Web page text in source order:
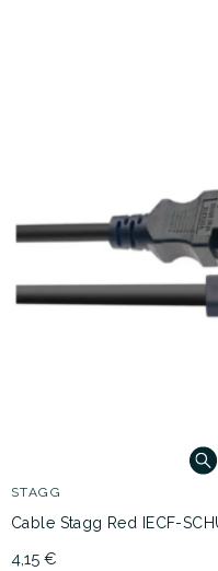
STAGG
Cable Stagg Red IECF-
4,15 €